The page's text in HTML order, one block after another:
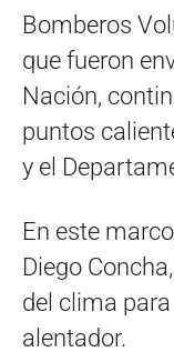
Bomberos
que fueron
Nación,
puntos
y el
En este
Diego
del clima
alentador.